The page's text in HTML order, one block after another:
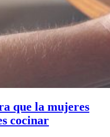
que la mujeres
cocinar